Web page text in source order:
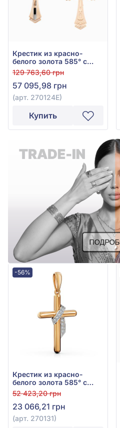
Крестик из красно-
белого золота 585° с
чёрным фианитом (куб.
цирконий) и эмалью,
арт. 270124Е
129 763,60 грн
57 095,98 грн
(арт. 270124Е)
Купить
-56%
Крестик из красно-
белого золота 585° с
фианитом, арт. 270131
52 423,20 грн
23 066,21 грн
(арт. 270131)